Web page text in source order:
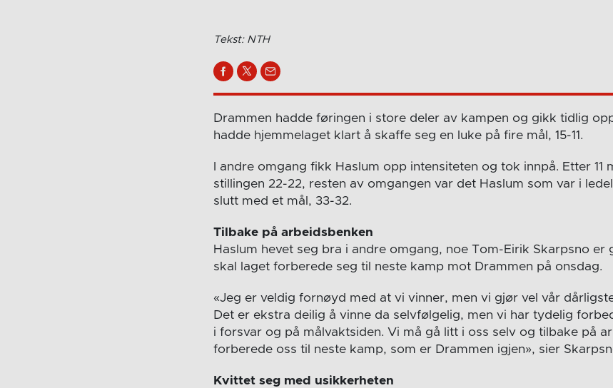
Tekst: NTH
Drammen hadde føringen i store deler av kampen og gikk tidlig
hadde hjemmelaget klart å skaffe seg en luke på fire mål, 15-11.
I andre omgang fikk Haslum opp intensiteten og tok innpå. Etter 11
stillingen 22-22, resten av omgangen var det Haslum som var i
slutt med et mål, 33-32.
Tilbake på arbeidsbenken
Haslum hevet seg bra i andre omgang, noe Tom-Eirik Skarpsno er
skal laget forberede seg til neste kamp mot Drammen på onsdag.
«Jeg er veldig fornøyd med at vi vinner, men vi gjør vel vår
Det er ekstra deilig å vinne da selvfølgelig, men vi har tydelig
i forsvar og på målvaktsiden. Vi må gå litt i oss selv og tilbake på
forberede oss til neste kamp, som er Drammen igjen», sier
Kvittet seg med usikkerheten